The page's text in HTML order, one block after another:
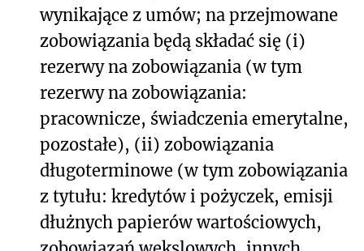
wynikające z umów; na przejmowane
zobowiązania będą składać się (i)
rezerwy na zobowiązania (w tym
rezerwy na zobowiązania:
pracownicze, świadczenia emerytalne,
pozostałe), (ii) zobowiązania
długoterminowe (w tym zobowiązania
z tytułu: kredytów i pożyczek, emisji
dłużnych papierów wartościowych,